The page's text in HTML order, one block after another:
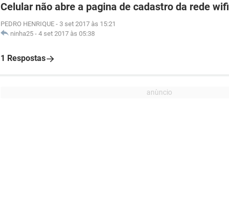
Celular não abre a pagina de cadastro da rede wifi
PEDRO HENRIQUE - 3 set 2017 às 15:21
ninha25 - 4 set 2017 às 05:38
1 Respostas